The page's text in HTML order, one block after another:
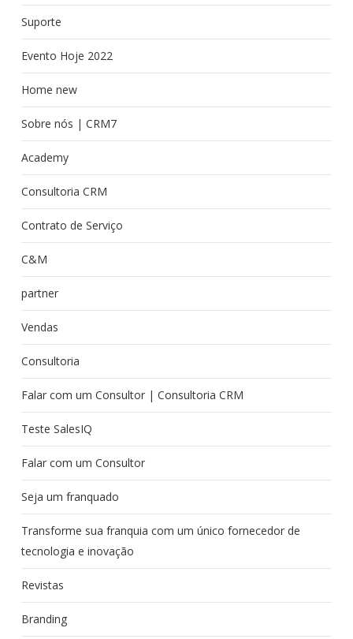
Suporte
Evento Hoje 2022
Home new
Sobre nós | CRM7
Academy
Consultoria CRM
Contrato de Serviço
C&M
partner
Vendas
Consultoria
Falar com um Consultor | Consultoria CRM
Teste SalesIQ
Falar com um Consultor
Seja um franquado
Transforme sua franquia com um único fornecedor de
tecnologia e inovação
Revistas
Branding